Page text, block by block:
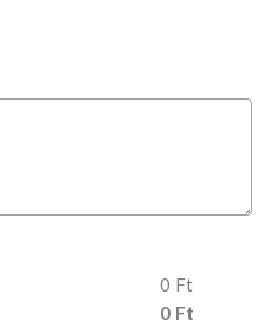
0 Ft
0 Ft